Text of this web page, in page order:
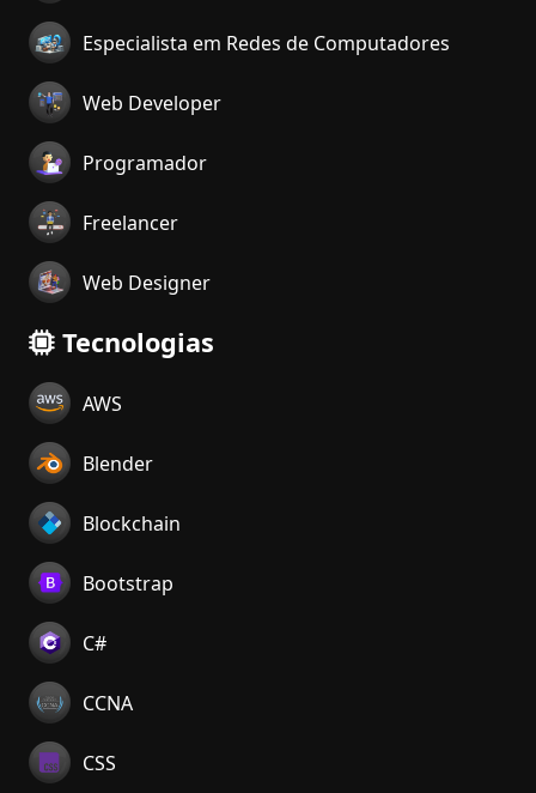
Especialista em Redes de Computadores
Web Developer
Programador
Freelancer
Web Designer
Tecnologias
AWS
Blender
Blockchain
Bootstrap
C#
CCNA
CSS